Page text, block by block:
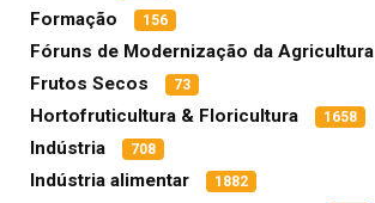
Formação 156
Fóruns de Modernização da Agricultura
Frutos Secos 73
Hortofruticultura & Floricultura 1658
Indústria 708
Indústria alimentar 1882